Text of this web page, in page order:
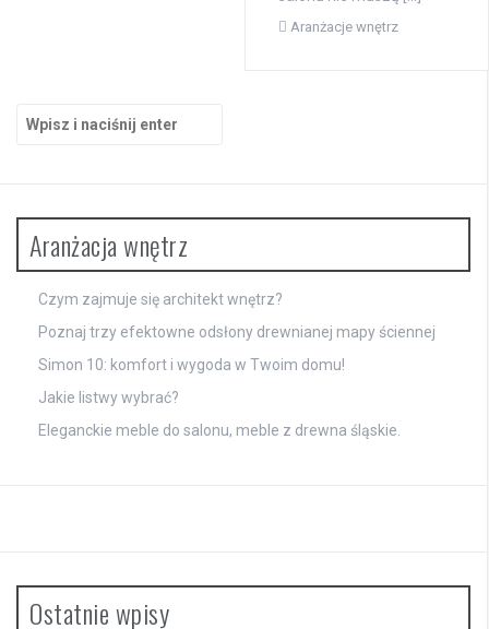
Aranżacje wnętrz
Aranżacja wnętrz
Czym zajmuje się architekt wnętrz?
Poznaj trzy efektowne odsłony drewnianej mapy ściennej
Simon 10: komfort i wygoda w Twoim domu!
Jakie listwy wybrać?
Eleganckie meble do salonu, meble z drewna śląskie.
Ostatnie wpisy